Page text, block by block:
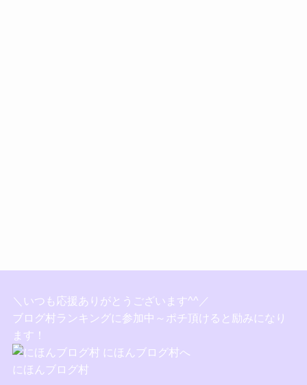
＼いつも応援ありがとうございます^^／
ブログ村ランキングに参加中～ポチ頂けると励みになり
ます！
にほんブログ村